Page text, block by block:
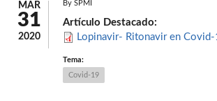
MAR
31
2020
By SPMI
Artículo Destacado:
Lopinavir- Ritonavir en
Tema:
Covid-19